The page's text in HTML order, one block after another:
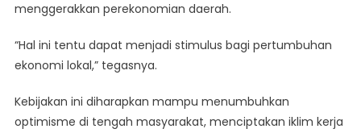
menggerakkan perekonomian daerah.
“Hal ini tentu dapat menjadi stimulus bagi pertumbuhan
ekonomi lokal,” tegasnya.
Kebijakan ini diharapkan mampu menumbuhkan
optimisme di tengah masyarakat, menciptakan iklim kerja